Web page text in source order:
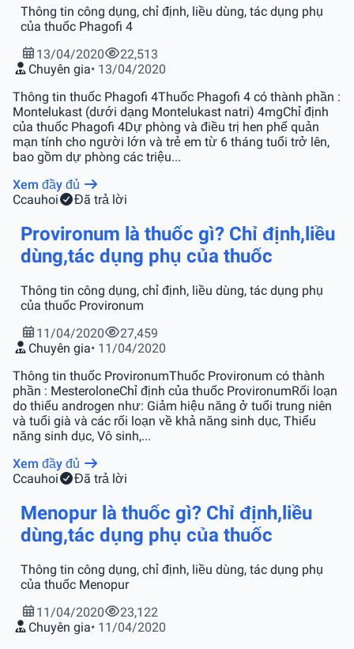
Thông tin công dụng, chỉ định, liều dùng, tác dụng phụ
của thuốc Phagofi 4
13/04/2020
22,513
Chuyên gia• 13/04/2020
Thông tin thuốc Phagofi 4Thuốc Phagofi 4 có thành phần :
Montelukast (dưới dạng Montelukast natri) 4mgChỉ định
của thuốc Phagofi 4Dự phòng và điều trị hen phế quản
mạn tính cho người lớn và trẻ em từ 6 tháng tuổi trở lên,
bao gồm dự phòng các triệu...
Xem đầy đủ
Ccauhoi Đã trả lời
Provironum là thuốc gì? Chỉ định,liều
dùng,tác dụng phụ của thuốc
Thông tin công dụng, chỉ định, liều dùng, tác dụng phụ
của thuốc Provironum
11/04/2020
27,459
Chuyên gia• 11/04/2020
Thông tin thuốc ProvironumThuốc Provironum có thành
phần : MesteroloneChỉ định của thuốc ProvironumRối loạn
do thiếu androgen như: Giảm hiệu năng ở tuổi trung niên
và tuổi già và các rối loạn về khả năng sinh dục, Thiểu
năng sinh dục, Vô sinh,...
Xem đầy đủ
Ccauhoi Đã trả lời
Menopur là thuốc gì? Chỉ định,liều
dùng,tác dụng phụ của thuốc
Thông tin công dụng, chỉ định, liều dùng, tác dụng phụ
của thuốc Menopur
11/04/2020
23,122
Chuyên gia• 11/04/2020